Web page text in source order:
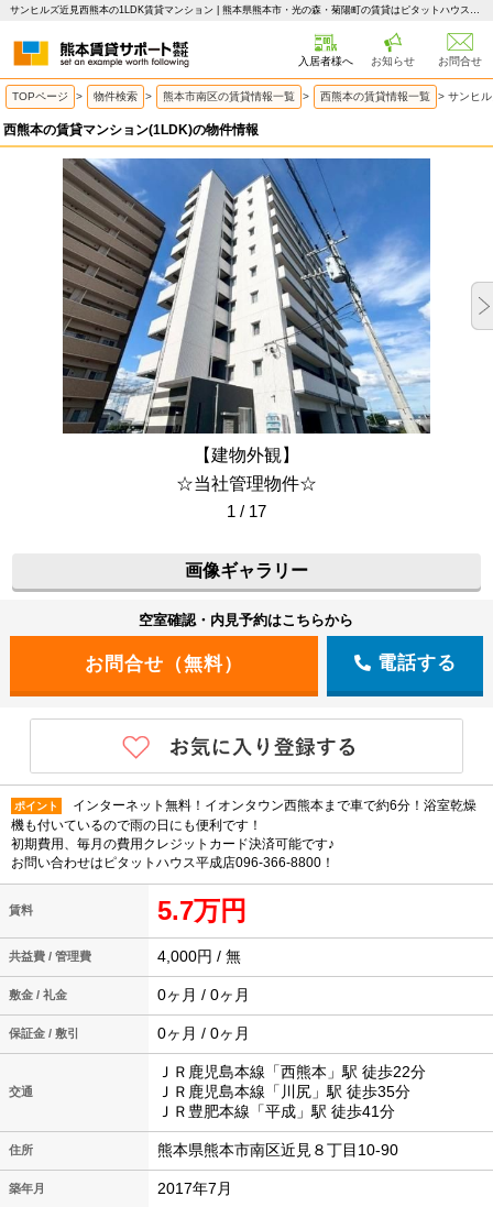
サンヒルズ近見西熊本の1LDK賃貸マンション | 熊本県熊本市・光の森・菊陽町の賃貸はピタットハウス 熊本賃貸サポート
入居者様へ お知らせ お問合せ
TOPページ > 物件検索 > 熊本市南区の賃貸情報一覧 > 西熊本の賃貸情報一覧 > サンヒ
西熊本の賃貸マンション(1LDK)の物件情報
【建物外観】
☆当社管理物件☆
1 / 17
画像ギャラリー
空室確認・内見予約はこちらから
電話する
ポイント
インターネット無料！イオンタウン西熊本まで車で約6分！浴室乾燥
機も付いているので雨の日にも便利です！
初期費用、毎月の費用クレジットカード決済可能です♪
お問い合わせはピタットハウス平成店096-366-8800！
賃料 5.7万円
共益費 / 管理費 4,000円 / 無
敷金 / 礼金 0ヶ月 / 0ヶ月
保証金 / 敷引 0ヶ月 / 0ヶ月
交通
ＪＲ鹿児島本線「西熊本」駅 徒歩22分
ＪＲ鹿児島本線「川尻」駅 徒歩35分
ＪＲ豊肥本線「平成」駅 徒歩41分
住所 熊本県熊本市南区近見８丁目10-90
築年月 2017年7月